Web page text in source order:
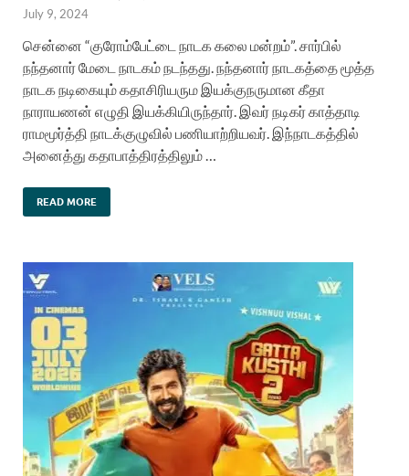
July 9, 2024
சென்னை “குரோம்பேட்டை நாடக கலை மன்றம்”. சார்பில்
நந்தனார் மேடை நாடகம் நடந்தது. நந்தனார் நாடகத்தை மூத்த
நாடக நடிகையும் கதாசிரியரும இயக்குநருமான கீதா
நாராயணன் எழுதி இயக்கியிருந்தார். இவர் நடிகர் காத்தாடி
ராமமூர்த்தி நாடக்குழுவில் பணியாற்றியவர். இந்நாடகத்தில்
அனைத்து கதாபாத்திரத்திலும் …
READ MORE